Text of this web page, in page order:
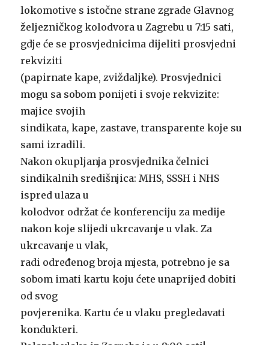
lokomotive s istočne strane zgrade Glavnog
željezničkog kolodvora u Zagrebu u 7:15 sati,
gdje će se prosvjednicima dijeliti prosvjedni
rekviziti
(papirnate kape, zviždaljke). Prosvjednici
mogu sa sobom ponijeti i svoje rekvizite:
majice svojih
sindikata, kape, zastave, transparente koje su
sami izradili.
Nakon okupljanja prosvjednika čelnici
sindikalnih središnjica: MHS, SSSH i NHS
ispred ulaza u
kolodvor održat će konferenciju za medije
nakon koje slijedi ukrcavanje u vlak. Za
ukrcavanje u vlak,
radi određenog broja mjesta, potrebno je sa
sobom imati kartu koju ćete unaprijed dobiti
od svog
povjerenika. Kartu će u vlaku pregledavati
kondukteri.